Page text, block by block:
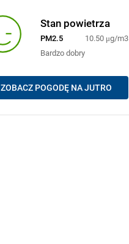
Stan powietrza
PM2.5
10.50 μg/m3
Bardzo dobry
ZOBACZ POGODĘ NA JUTRO